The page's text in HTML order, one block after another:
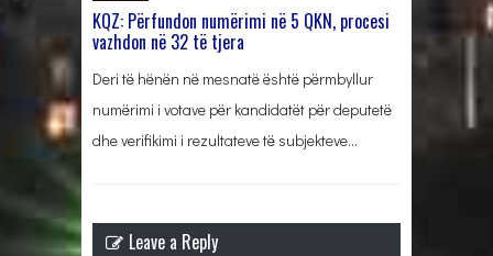
KQZ: Përfundon numërimi në 5 QKN, procesi
vazhdon në 32 të tjera
Deri të hënën në mesnatë është përmbyllur
numërimi i votave për kandidatët për deputetë
dhe verifikimi i rezultateve të subjekteve…
Leave a Reply